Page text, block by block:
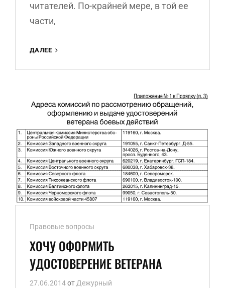
читателей. По-крайней мере, в той ее
части,
ДАЛЕЕ
СОЛДАТ
Ссылки
рубрик
Правовые вопросы
ХОЧУ ОФОРМИТЬ
УДОСТОВЕРЕНИЕ ВЕТЕРАНА
27.06.2014от Дежурный